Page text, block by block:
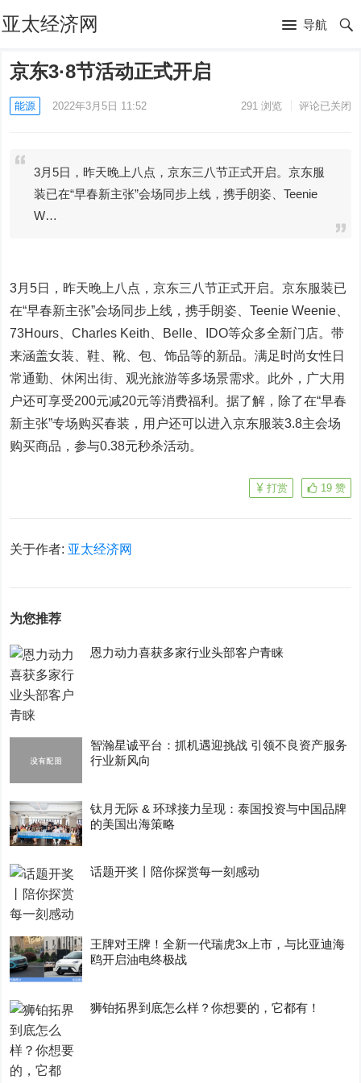
亚太经济网 导航
京东3·8节活动正式开启
能源 2022年3月5日 11:52 291浏览 评论已关闭
3月5日，昨天晚上八点，京东三八节正式开启。京东服
装已在“早春新主张”会场同步上线，携手朗姿、Teenie
W…
3月5日，昨天晚上八点，京东三八节正式开启。京东服装已
在“早春新主张”会场同步上线，携手朗姿、Teenie Weenie、
73Hours、Charles Keith、Belle、IDO等众多全新门店。带
来涵盖女装、鞋、靴、包、饰品等的新品。满足时尚女性日
常通勤、休闲出街、观光旅游等多场景需求。此外，广大用
户还可享受200元减20元等消费福利。据了解，除了在“早春
新主张”专场购买春装，用户还可以进入京东服装3.8主会场
购买商品，参与0.38元秒杀活动。
19 赞
打赏
关于作者: 亚太经济网
为您推荐
恩力动力喜获多家行业头部客户青睐
智瀚星诚平台：抓机遇迎挑战 引领不良资产服务
行业新风向
钛月无际 & 环球接力呈现：泰国投资与中国品牌
的美国出海策略
话题开奖丨陪你探赏每一刻感动
王牌对王牌！全新一代瑞虎3x上市，与比亚迪海
鸥开启油电终极战
狮铂拓界到底怎么样？你想要的，它都有！